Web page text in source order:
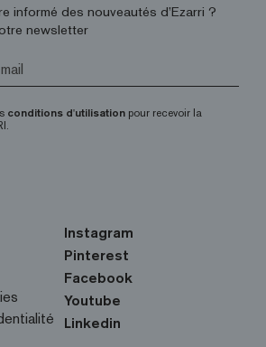
informé des nouveautés d’Ezarri ?
newsletter
conditions d'utilisation pour recevoir la
Instagram
Pinterest
Facebook
Youtube
Linkedin